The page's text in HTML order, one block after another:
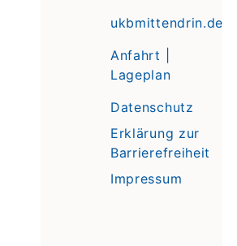
ukbmittendrin.de
Anfahrt |
Lageplan
Datenschutz
Erklärung zur
Barrierefreiheit
Impressum